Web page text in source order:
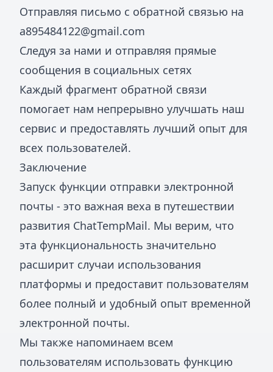
Отправляя письмо с обратной связью на
a895484122@gmail.com
Следуя за нами и отправляя прямые
сообщения в социальных сетях
Каждый фрагмент обратной связи
помогает нам непрерывно улучшать наш
сервис и предоставлять лучший опыт для
всех пользователей.
Заключение
Запуск функции отправки электронной
почты - это важная веха в путешествии
развития ChatTempMail. Мы верим, что
эта функциональность значительно
расширит случаи использования
платформы и предоставит пользователям
более полный и удобный опыт временной
электронной почты.
Мы также напоминаем всем
пользователям использовать функцию